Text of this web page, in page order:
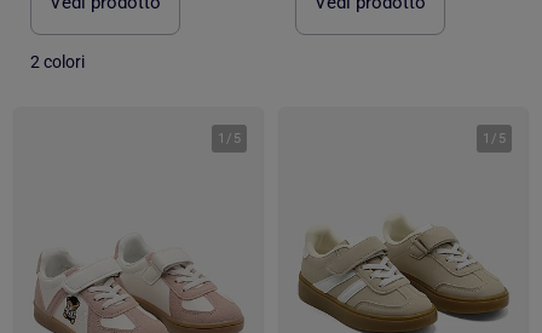
2 colori
1 / 5 1 / 5